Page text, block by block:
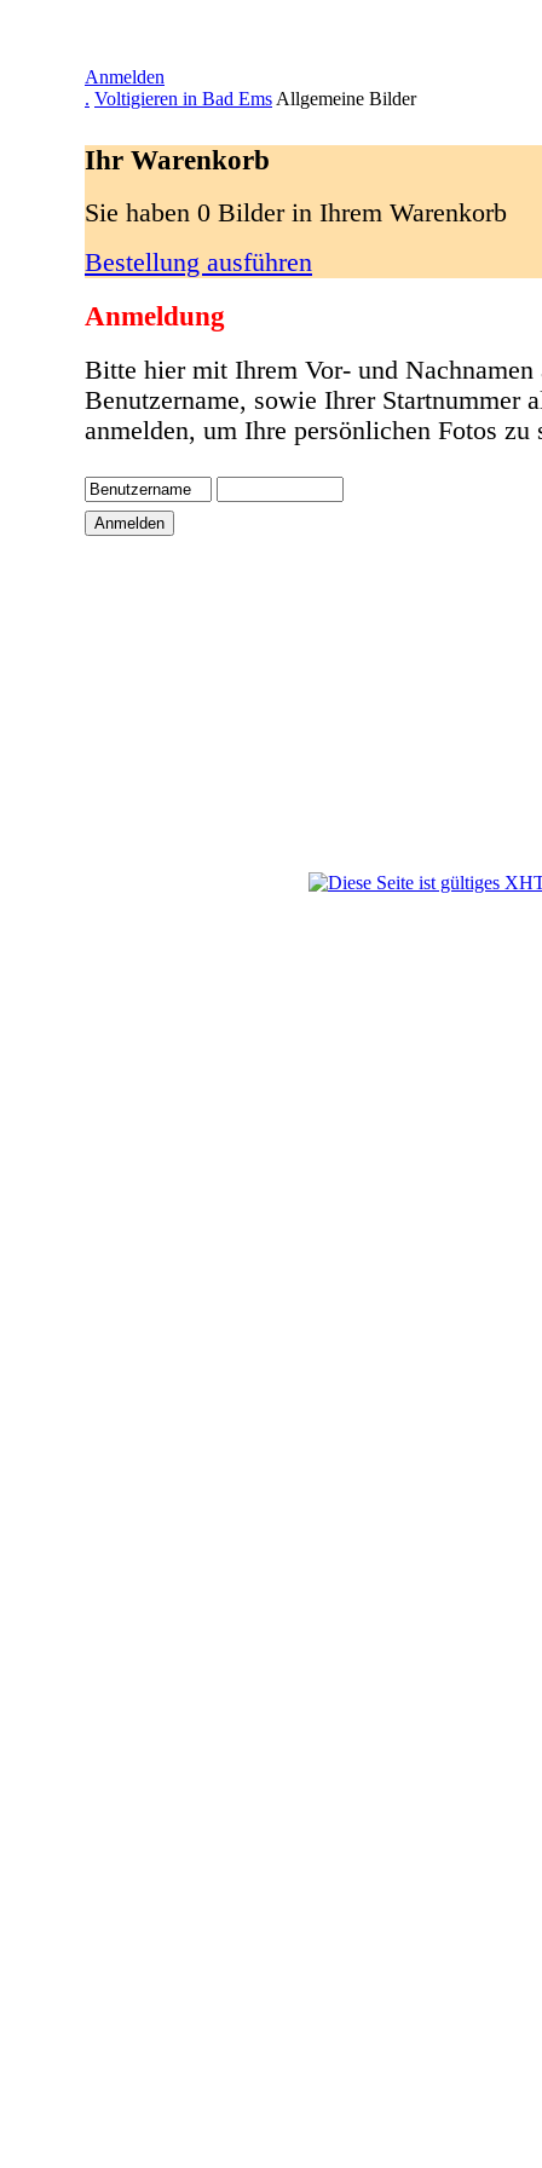
Anmelden
. Voltigieren in Bad Ems Allgemeine Bilder
Ihr Warenkorb
Sie haben 0 Bilder in Ihrem Warenkorb
Bestellung ausführen
Anmeldung
Bitte hier mit Ihrem Vor- und Nachnamen
Benutzername, sowie Ihrer Startnummer
anmelden, um Ihre persönlichen Fotos zu